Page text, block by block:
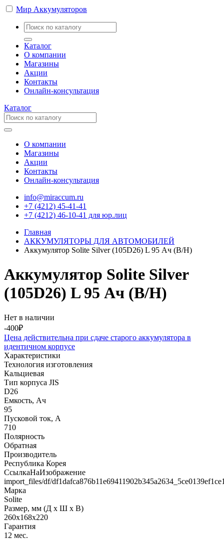
Мир Аккумуляторов
Каталог
О компании
Магазины
Акции
Контакты
Онлайн-консультация
Каталог
О компании
Магазины
Акции
Контакты
Онлайн-консультация
info@miraccum.ru
+7 (4212) 45-41-41
+7 (4212) 46-10-41 для юр.лиц
Главная
АККУМУЛЯТОРЫ ДЛЯ АВТОМОБИЛЕЙ
Аккумулятор Solite Silver (105D26) L 95 Ач (B/H)
Аккумулятор Solite Silver
(105D26) L 95 Ач (B/H)
Нет в наличии
-400₽
Цена действительна при сдаче старого аккумулятора в
идентичном корпусе
Характеристики
Технология изготовления
Кальциевая
Тип корпуса JIS
D26
Емкость, Ач
95
Пусковой ток, А
710
Полярность
Обратная
Производитель
Республика Корея
СсылкаНаИзображение
import_files/df/
Марка
Solite
Размер, мм (Д x Ш x В)
260x168x220
Гарантия
12 мес.